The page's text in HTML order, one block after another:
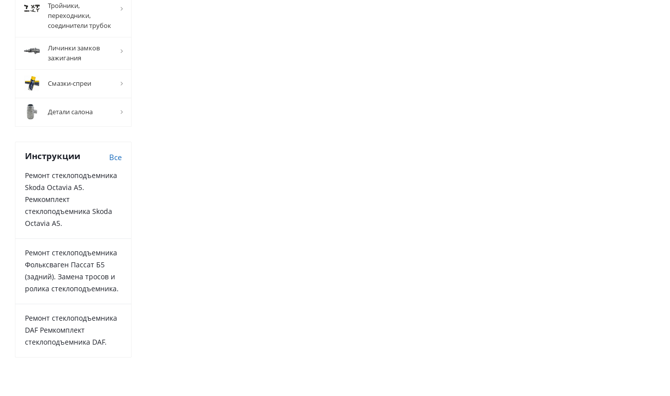
Тройники,
переходники,
соединители трубок
Личинки замков
зажигания
Смазки-спреи
Детали салона
Инструкции Все
Ремонт стеклоподъемника
Skoda Octavia A5.
Ремкомплект
стеклоподъемника Skoda
Octavia A5.
Ремонт стеклоподъемника
Фольксваген Пассат Б5
(задний). Замена тросов и
ролика стеклоподъемника.
Ремонт стеклоподъемника
DAF Ремкомплект
стеклоподъемника DAF.